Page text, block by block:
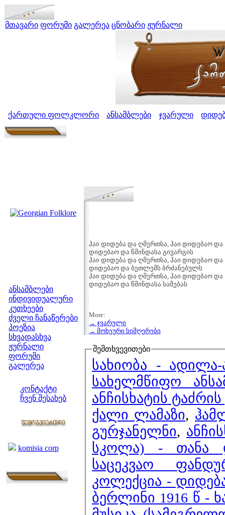
მთავარი ფორუმი გალერეა ცნობარი ჟურნალი
ქართული ფოლკლორი ანსამბლები ჯვარული
ანსამბლები
ინდივიდუალური
კუთხეები
ძველი ჩანაწერები
პოეზია
სხვადასხვა
ჟურნალი
ფორუმი
გალერეა
კონტაქტი
ჩვენ შესახებ
komisia corp
ჰაი დიდება და ღმერთსა, ჰაი დიდებაო და
დიდებაო და წმინდასა გივარგის
ჰაი დიდება და ღმერთსა, ჰაი დიდებაო და
დიდებაო და ბეთლემს ბრძანებულს
ჰაი დიდება და ღმერთსა, ჰაი დიდებაო და
დიდებაო და წმინდასა სამებას
More:
→ ჯვარული
→ მოხეური სიმღერები
შემთხვევითები
სახიობა -
სახელმწიფო
ანჩისხატის
ქალი ლამაზი,
გურჯანელნი,
სკოლა) - თანა
საცეკვაო
კოლექცია -
ბერლინი 1916 წ -